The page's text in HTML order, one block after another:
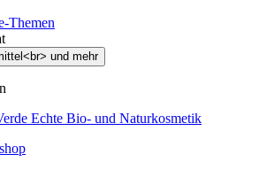
Themen
Echte Bio- und Naturkosmetik